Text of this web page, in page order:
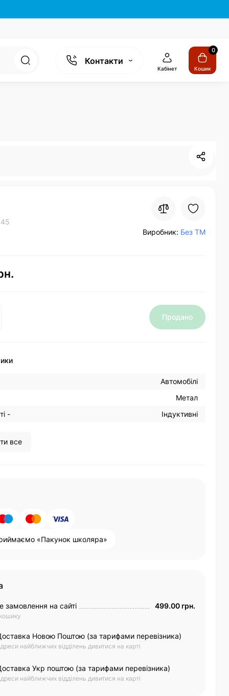
Контакти
Кабінет
0
Кошик
Виробник: Без ТМ
Продано
Автомобілі
Метал
-
Індуктивні
все
«Пакунок школяра»
замовлення на сайті 499.00 грн.
Новою Поштою (за тарифами перевізника)
найближчих відділень дивитися на карті
Укр поштою (за тарифами перевізника)
найближчих відділень дивитися на карті